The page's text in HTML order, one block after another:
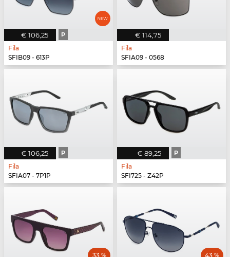
€ 106,25 P
Fila
SFIB09 - 613P
€ 114,75
Fila
SFIA09 - 0568
€ 106,25 P
Fila
SFIA07 - 7P1P
€ 89,25 P
Fila
SFI725 - Z42P
33 % 43 %